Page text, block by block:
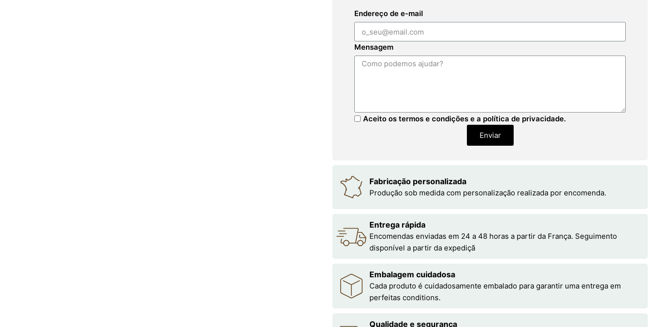
Endereço de e-mail
Mensagem
Aceito os termos e condições e a política de privacidade.
Enviar
Fabricação personalizada
Produção sob medida com personalização realizada por encomenda.
Entrega rápida
Encomendas enviadas em 24 a 48 horas a partir da França. Seguimento
disponível a partir da expediçã
Embalagem cuidadosa
Cada produto é cuidadosamente embalado para garantir uma entrega em
perfeitas conditions.
Qualidade e segurança